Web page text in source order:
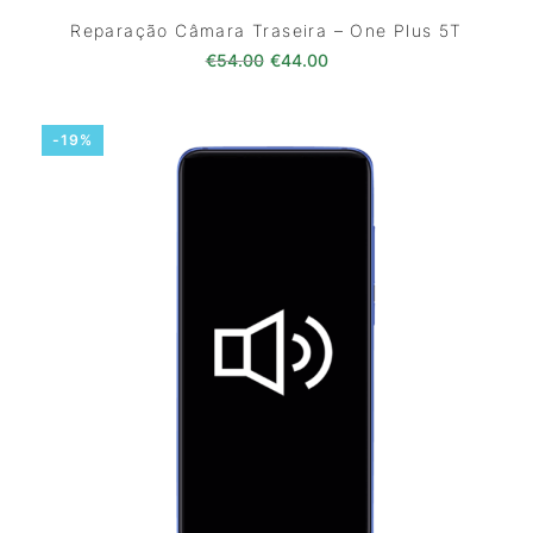
Reparação Câmara Traseira – One Plus 5T
€54.00 O preço original era: €54.00.
€44.00O preço atual é:
-19%